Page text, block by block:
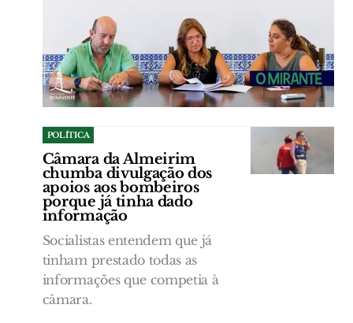
POLÍTICA
Câmara da Almeirim
chumba divulgação dos
apoios aos bombeiros
porque já tinha dado
informação
Socialistas entendem que já
tinham prestado todas as
informações que competia à
câmara.